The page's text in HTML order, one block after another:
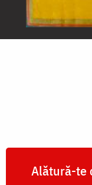
Icoana
necăjiți”Alătură-te